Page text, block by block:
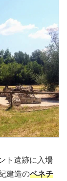
ト遺跡に入場
建造のベネチ